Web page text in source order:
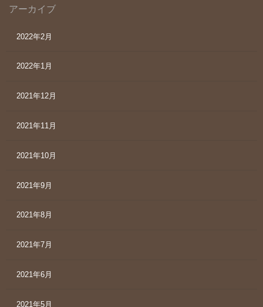
アーカイブ
2022年2月
2022年1月
2021年12月
2021年11月
2021年10月
2021年9月
2021年8月
2021年7月
2021年6月
2021年5月